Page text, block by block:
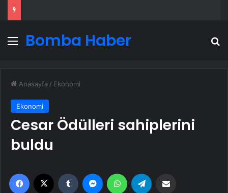
Menü
Bomba Haber
Anasayfa / Ekonomi
Ekonomi
Cesar Ödülleri sahiplerini
buldu
Facebook Tumblr MessengerWhatsApp